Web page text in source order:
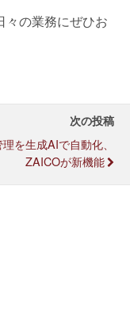
々の業務にぜひお
次の投稿
を生成AIで自動化、
ZAICOが新機能